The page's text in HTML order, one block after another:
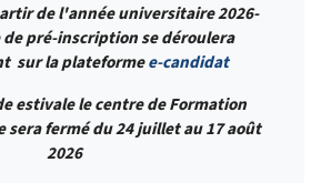
de l'année universitaire 2026-
de pré-inscription se déroulera
sur la plateformee-candidat
estivale le centre de Formation
sera fermé du 24 juillet au 17 août
2026